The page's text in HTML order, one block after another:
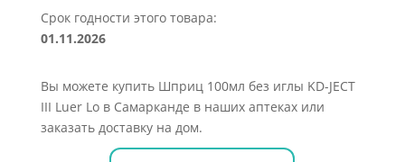
Срок годности этого товара:
01.11.2026
Вы можете купить Шприц 100мл без иглы KD-JECT
III Luer Lo в Самарканде в наших аптеках или
заказать доставку на дом.